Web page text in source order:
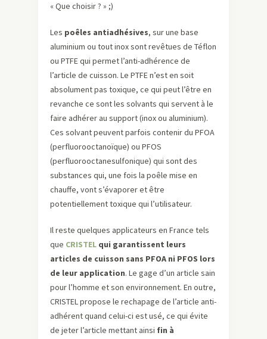
« Que choisir ? » ;)
Les poêles antiadhésives, sur une base
aluminium ou tout inox sont revêtues de Téflon
ou PTFE qui permet l’anti-adhérence de
l’article de cuisson. Le PTFE n’est en soit
absolument pas toxique, ce qui peut l’être en
revanche ce sont les solvants qui servent à le
faire adhérer au support (inox ou aluminium).
Ces solvant peuvent parfois contenir du PFOA
(perfluorooctanoïque) ou PFOS
(perfluorooctanesulfonique) qui sont des
substances qui, une fois la poêle mise en
chauffe, vont s’évaporer et être
potentiellement toxique qui l’utilisateur.
Il reste quelques applicateurs en France tels
que CRISTEL qui garantissent leurs
articles de cuisson sans PFOA ni PFOS lors
de leur application. Le gage d’un article sain
pour l’homme et son environnement. En outre,
CRISTEL propose le rechapage de l’article anti-
adhérent quand celui-ci est usé, ce qui évite
de jeter l’article mettant ainsi fin à